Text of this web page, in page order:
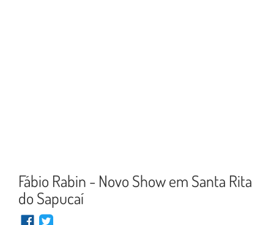
Fábio Rabin - Novo Show em Santa Rita
do Sapucaí